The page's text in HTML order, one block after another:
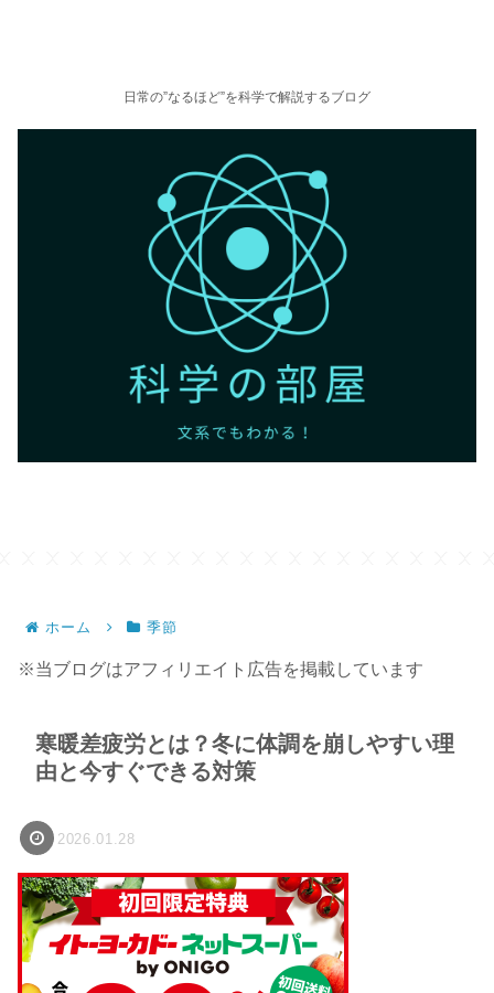
日常の”なるほど”を科学で解説するブログ
ホーム 季節
※当ブログはアフィリエイト広告を掲載しています
寒暖差疲労とは？冬に体調を崩しやすい理
由と今すぐできる対策
2026.01.28